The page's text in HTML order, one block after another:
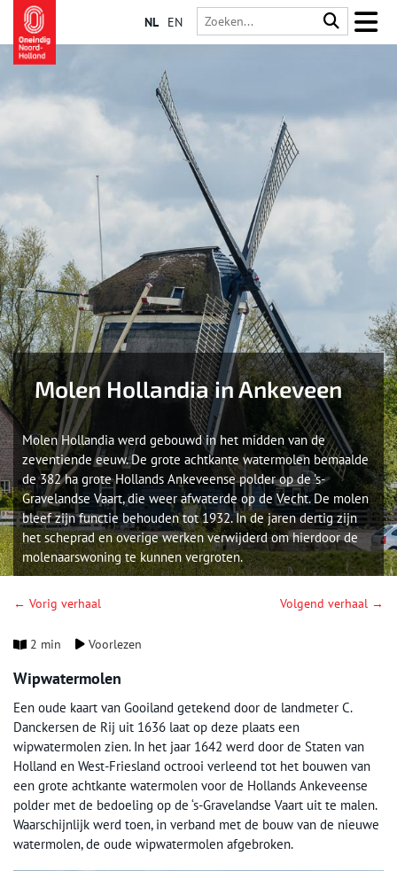
NL EN
Molen Hollandia in Ankeveen
Molen Hollandia werd gebouwd in het midden van de
zeventiende eeuw. De grote achtkante watermolen bemaalde
de 382 ha grote Hollands Ankeveense polder op de 's-
Gravelandse Vaart, die weer afwaterde op de Vecht. De molen
bleef zijn functie behouden tot 1932. In de jaren dertig zijn
het scheprad en overige werken verwijderd om hierdoor de
molenaarswoning te kunnen vergroten.
← Vorig verhaal Volgend verhaal →
2 min Voorlezen
Wipwatermolen
Een oude kaart van Gooiland getekend door de landmeter C.
Danckersen de Rij uit 1636 laat op deze plaats een
wipwatermolen zien. In het jaar 1642 werd door de Staten van
Holland en West-Friesland octrooi verleend tot het bouwen van
een grote achtkante watermolen voor de Hollands Ankeveense
polder met de bedoeling op de ‘s-Gravelandse Vaart uit te malen.
Waarschijnlijk werd toen, in verband met de bouw van de nieuwe
watermolen, de oude wipwatermolen afgebroken.